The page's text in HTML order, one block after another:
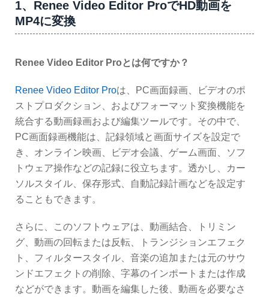
1、Renee Video Editor ProでHD動画を
MP4に変換
Renee Video Editor Proとは何ですか？
Renee Video Editor Proは、PC画面録画、ビデオのポ
ストプロダクション、およびフォーマット変換機能を
統合する動画録画および編集ツールです。その中で、
PC画面録画機能は、記録領域と画面サイズを設定で
き、オンライン映画、ビデオ会議、ゲーム画面、ソフ
トウェア操作などの記録に役立ちます。透かし、カー
ソルスタイル、保存形式、自動記録計画などを設定す
ることもできます。
さらに、このソフトウェアは、動画結合、トリミン
グ、動画の回転または反転、トランジションエフェク
ト、フィルタースタイル、音楽の追加または元のサウ
ンドエフェクトの削除、字幕のインポートまたは作成
などができます。動画を編集した後、動画を必要なさ